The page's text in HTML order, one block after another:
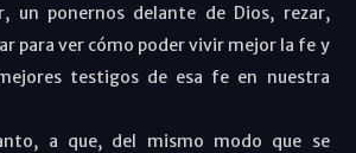
un ponernos delante de Dios, rezar,
para ver cómo poder vivir mejor la fe y
testigos de esa fe en nuestra
a que, del mismo modo que se